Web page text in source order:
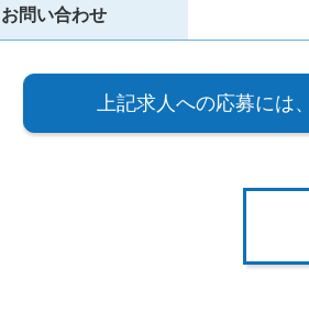
お問い合わせ
上記求人への応募には